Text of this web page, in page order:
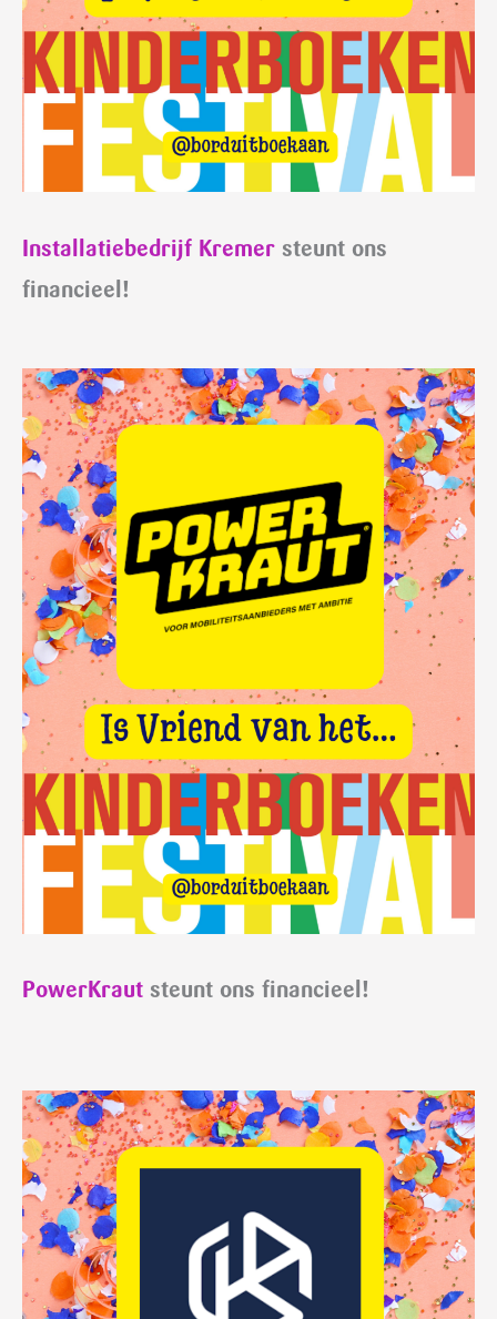
Installatiebedrijf Kremer steunt ons
financieel!
PowerKraut steunt ons financieel!